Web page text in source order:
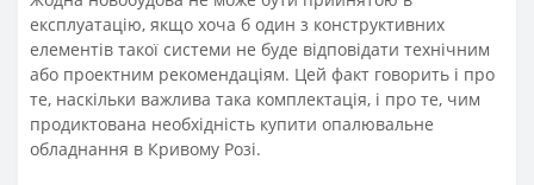
експлуатацію, якщо хоча б один з конструктивних
елементів такої системи не буде відповідати технічним
або проектним рекомендаціям. Цей факт говорить і про
те, наскільки важлива така комплектація, і про те, чим
продиктована необхідність купити опалювальне
обладнання в Кривому Розі.